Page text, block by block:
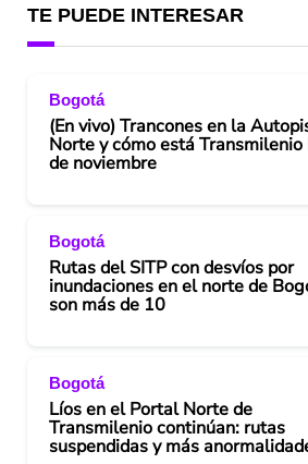
TE PUEDE INTERESAR
Bogotá
(En vivo) Trancones en la
Norte y cómo está Transmilenio
de noviembre
Bogotá
Rutas del SITP con desvíos por
inundaciones en el norte de
son más de 10
Bogotá
Líos en el Portal Norte de
Transmilenio continúan: rutas
suspendidas y más